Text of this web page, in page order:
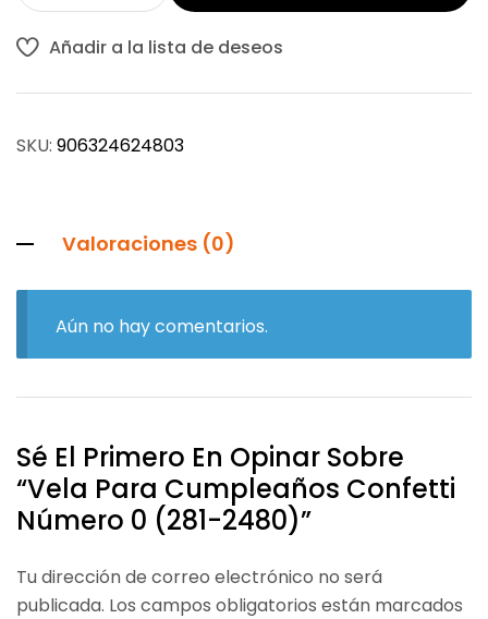
Añadir a la lista de deseos
SKU: 906324624803
Valoraciones (0)
Aún no hay comentarios.
Sé El Primero En Opinar Sobre
“Vela Para Cumpleaños Confetti
Número 0 (281-2480)”
Tu dirección de correo electrónico no será
publicada. Los campos obligatorios están marcados